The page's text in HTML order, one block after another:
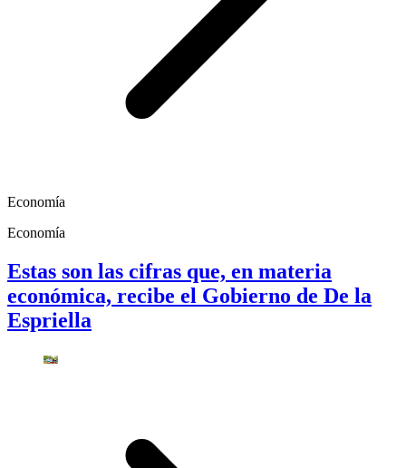
Economía
Economía
Estas son las cifras que, en materia
económica, recibe el Gobierno de De la
Espriella